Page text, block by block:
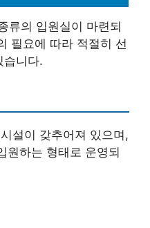
류의 입원실이 마련되
필요에 따라 적절히 선
습니다.
설이 갖추어져 있으며,
원하는 형태로 운영되